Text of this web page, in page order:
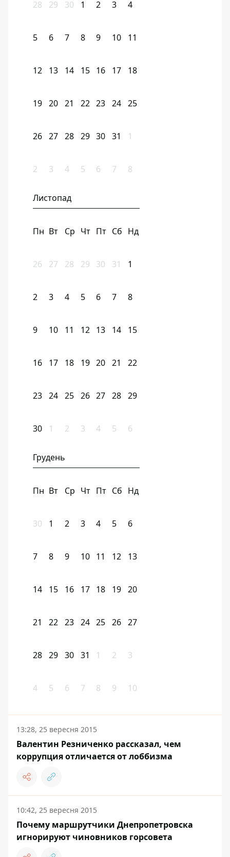
28 29 30 1 2 3 4
5 6 7 8 9 10 11
12 13 14 15 16 17 18
19 20 21 22 23 24 25
26 27 28 29 30 31 1
2 3 4 5 6 7 8
Листопад
Пн Вт Ср Чт Пт Сб Нд
26 27 28 29 30 31 1
2 3 4 5 6 7 8
9 10 11 12 13 14 15
16 17 18 19 20 21 22
23 24 25 26 27 28 29
30 1 2 3 4 5 6
Грудень
Пн Вт Ср Чт Пт Сб Нд
30 1 2 3 4 5 6
7 8 9 10 11 12 13
14 15 16 17 18 19 20
21 22 23 24 25 26 27
28 29 30 31 1 2 3
4 5 6 7 8 9 10
13:28, 25 вересня 2015
Валентин Резниченко рассказал, чем
коррупция отличается от лоббизма
10:42, 25 вересня 2015
Почему маршрутчики Днепропетровска
игнорируют чиновников горсовета